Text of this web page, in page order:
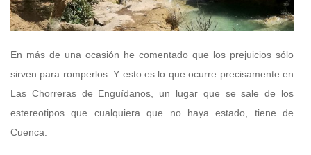
En más de una ocasión he comentado que los prejuicios sólo
sirven para romperlos. Y esto es lo que ocurre precisamente en
Las Chorreras de Enguídanos, un lugar que se sale de los
estereotipos que cualquiera que no haya estado, tiene de
Cuenca.